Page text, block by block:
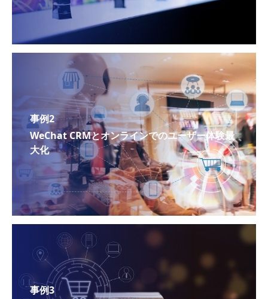
事例2
WeChat CRMとオンラインでのユーザー体験最
大化
事例3